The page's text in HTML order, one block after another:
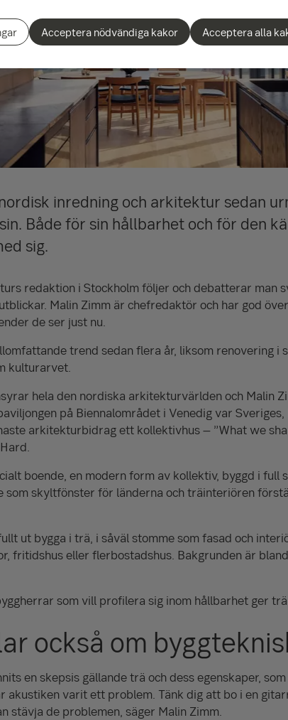
inredning och arkitektur sedan
Både för sin hållbarhet och för den
sig.
redaktion i Stockholm följer och debatterar man
Malin Zimm är chefredaktör och har god
de ser just nu.
trend sedan flera år, liksom renovering i
kulturarvet.
hela den nordiska arkitekturvärlden och Malin
på Biennalområdet i Venedig var Sveriges,
arkitekturbidrag ett kollektivhus – ”What we
boende, en modern form av kollektiv, byggd i full
som skyltfönster för länderna och träinteriören
ut bygga i trä, i såväl stomme som fasad och
fritidshus eller flerbostadshus. Bakgrunden är
som vill profilera sig inom hållbarhet ger
också om
en skepsis gällande trä och dess egenskaper,
akustiken varit ett problem. Tänk dig att bo i en
stävja de problemen, säger Malin Zimm.
Acceptera nödvändiga kakor Acceptera alla